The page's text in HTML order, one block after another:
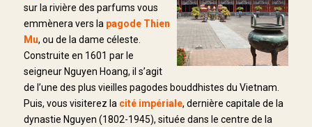
sur la rivière des parfums vous
emmènera vers la pagode Thien
Mu, ou de la dame céleste.
Construite en 1601 par le
seigneur Nguyen Hoang, il s’agit
de l’une des plus vieilles pagodes bouddhistes du Vietnam.
Puis, vous visiterez la cité impériale, dernière capitale de la
dynastie Nguyen (1802-1945), située dans le centre de la